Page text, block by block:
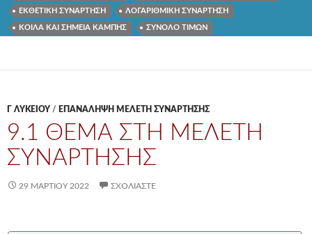
ΕΚΘΕΤΙΚΗ ΣΥΝΑΡΤΗΣΗ ΛΟΓΑΡΙΘΜΙΚΗ ΣΥΝΑΡΤΗΣΗ
ΚΟΙΛΑ ΚΑΙ ΣΗΜΕΙΑ ΚΑΜΠΗΣ ΣΥΝΟΛΟ ΤΙΜΩΝ
Γ ΛΥΚΕΊΟΥ / ΕΠΑΝΑΛΗΨΗ ΜΕΛΕΤΗ ΣΥΝΑΡΤΗΣΗΣ
9.1 ΘΕΜΑ ΣΤΗ ΜΕΛΕΤΗ
ΣΥΝΑΡΤΗΣΗΣ
29 ΜΑΡΤΊΟΥ 2022 ΣΧΟΛΙΆΣΤΕ